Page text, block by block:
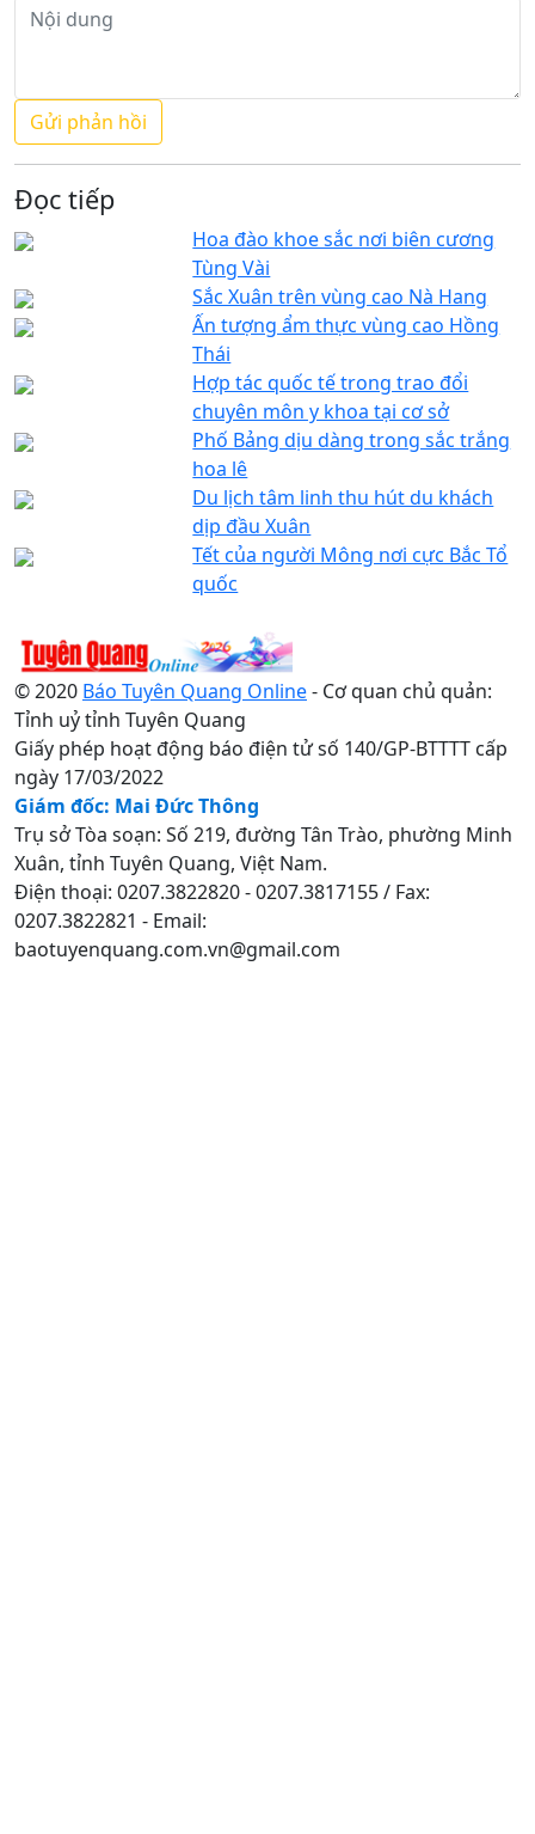
Đọc tiếp
Hoa đào khoe sắc nơi biên cương
Tùng Vài
Sắc Xuân trên vùng cao Nà Hang
Ấn tượng ẩm thực vùng cao Hồng
Thái
Hợp tác quốc tế trong trao đổi
chuyên môn y khoa tại cơ sở
Phố Bảng dịu dàng trong sắc trắng
hoa lê
Du lịch tâm linh thu hút du khách
dịp đầu Xuân
Tết của người Mông nơi cực Bắc Tổ
quốc
© 2020 Báo Tuyên Quang Online- Cơ quan chủ quản:
Tỉnh uỷ tỉnh Tuyên Quang
Giấy phép hoạt động báo điện tử số 140/GP-BTTTT cấp
ngày 17/03/2022
Giám đốc: Mai Đức Thông
Trụ sở Tòa soạn: Số 219, đường Tân Trào, phường Minh
Xuân, tỉnh Tuyên Quang, Việt Nam.
Điện thoại: 0207.3822820 - 0207.3817155 / Fax:
0207.3822821 - Email:
baotuyenquang.com.vn@gmail.com